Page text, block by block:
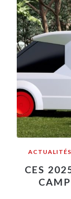
ACTUALITÉS
CES